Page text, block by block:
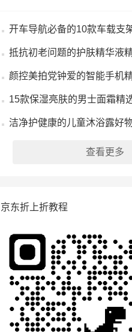
开车导航必备的10款车载支
抵抗初老问题的护肤精华液
颜控美拍党钟爱的智能手机
15款保湿亮肤的男士面霜精
洁净护健康的儿童沐浴露好
查看更多
京东折上折教程